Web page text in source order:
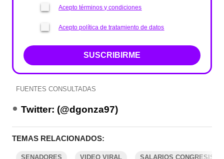
Acepto términos y condiciones
Acepto política de tratamiento de datos
SUSCRIBIRME
FUENTES CONSULTADAS
Twitter: (@dgonza97)
TEMAS RELACIONADOS:
SENADORES VIDEO VIRAL SALARIOS